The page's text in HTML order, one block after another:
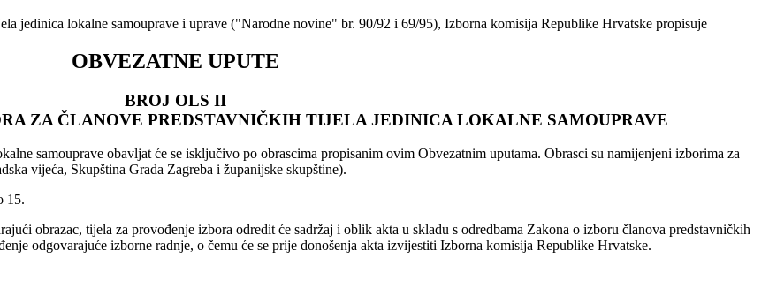
jedinica lokalne samouprave i uprave ("Narodne novine" br. 90/92 i 69/95), Izborna komisija Republike Hrvatske propisuje
OBVEZATNE UPUTE
BROJ OLS II
ZA ČLANOVE PREDSTAVNIČKIH TIJELA JEDINICA LOKALNE SAMOUPRAVE
samouprave obavljat će se isključivo po obrascima propisanim ovim Obvezatnim uputama. Obrasci su namijenjeni izborima za
vijeća, Skupština Grada Zagreba i županijske skupštine).
15.
obrazac, tijela za provođenje izbora odredit će sadržaj i oblik akta u skladu s odredbama Zakona o izboru članova predstavničkih
odgovarajuće izborne radnje, o čemu će se prije donošenja akta izvijestiti Izborna komisija Republike Hrvatske.